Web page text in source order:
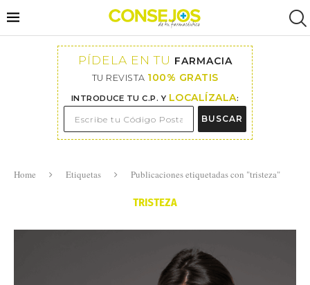
PÍDELA EN TU FARMACIA
TU REVISTA 100% GRATIS
INTRODUCE TU C.P. Y LOCALÍZALA:
BUSCAR
Home Etiquetas Publicaciones etiquetadas con "tristeza"
TRISTEZA